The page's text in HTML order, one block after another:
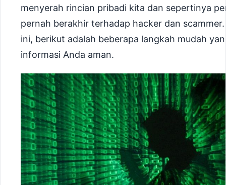
menyerah rincian pribadi kita dan sepertinya
pernah berakhir terhadap hacker dan
ini, berikut adalah beberapa langkah mudah
informasi Anda aman.